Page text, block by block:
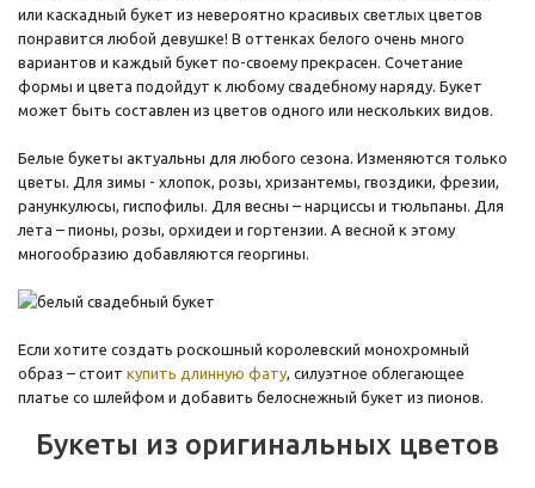
или каскадный букет из невероятно красивых светлых цветов
понравится любой девушке! В оттенках белого очень много
вариантов и каждый букет по-своему прекрасен. Сочетание
формы и цвета подойдут к любому свадебному наряду. Букет
может быть составлен из цветов одного или нескольких видов.
Белые букеты актуальны для любого сезона. Изменяются только
цветы. Для зимы - хлопок, розы, хризантемы, гвоздики, фрезии,
ранункулюсы, гиспофилы. Для весны – нарциссы и тюльпаны. Для
лета – пионы, розы, орхидеи и гортензии. А весной к этому
многообразию добавляются георгины.
Если хотите создать роскошный королевский монохромный
образ – стоит купить длинную фату, силуэтное облегающее
платье со шлейфом и добавить белоснежный букет из пионов.
Букеты из оригинальных цветов